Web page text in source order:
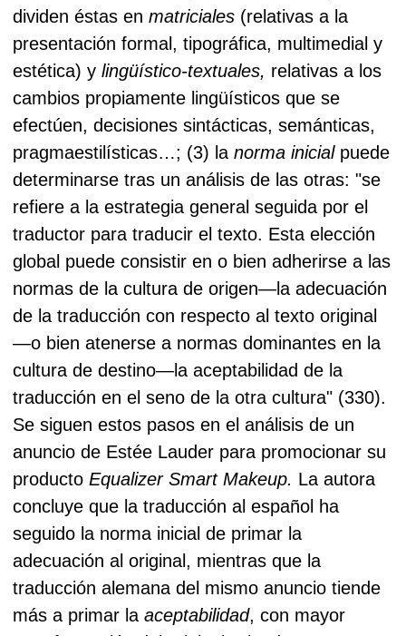
dividen éstas en matriciales (relativas a la
presentación formal, tipográfica, multimedial y
estética) y lingüístico-textuales, relativas a los
cambios propiamente lingüísticos que se
efectúen, decisiones sintácticas, semánticas,
pragmaestilísticas…; (3) la norma inicialpuede
determinarse tras un análisis de las otras: "se
refiere a la estrategia general seguida por el
traductor para traducir el texto. Esta elección
global puede consistir en o bien adherirse a las
normas de la cultura de origen—la adecuación
de la traducción con respecto al texto original
—o bien atenerse a normas dominantes en la
cultura de destino—la aceptabilidad de la
traducción en el seno de la otra cultura" (330).
Se siguen estos pasos en el análisis de un
anuncio de Estée Lauder para promocionar su
producto Equalizer Smart Makeup. La autora
concluye que la traducción al español ha
seguido la norma inicial de primar la
adecuación al original, mientras que la
traducción alemana del mismo anuncio tiende
más a primar la aceptabilidad, con mayor